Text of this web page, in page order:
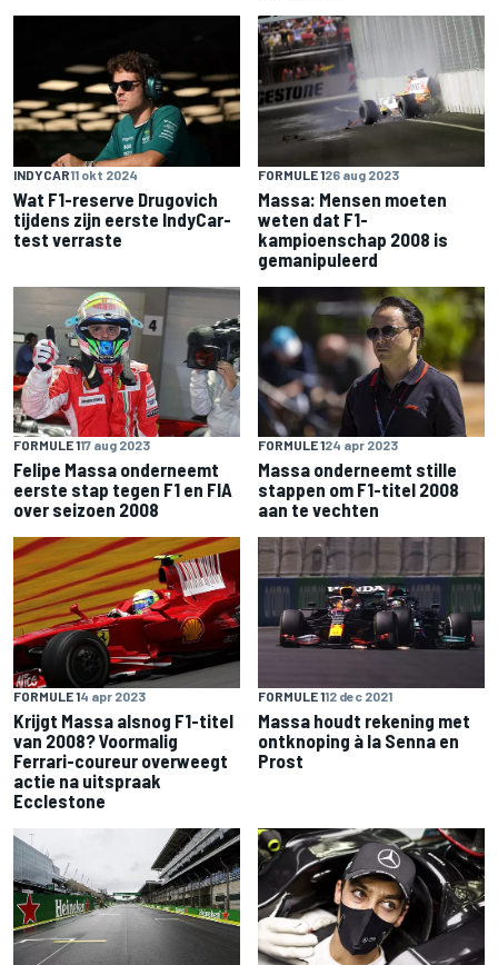
INDYCAR11 okt 2024
Wat F1-reserve Drugovich
tijdens zijn eerste IndyCar-
test verraste
FORMULE 126 aug 2023
Massa: Mensen moeten
weten dat F1-
kampioenschap 2008 is
gemanipuleerd
FORMULE 117 aug 2023
Felipe Massa onderneemt
eerste stap tegen F1 en FIA
over seizoen 2008
FORMULE 124 apr 2023
Massa onderneemt stille
stappen om F1-titel 2008
aan te vechten
FORMULE 14 apr 2023
Krijgt Massa alsnog F1-titel
van 2008? Voormalig
Ferrari-coureur overweegt
actie na uitspraak
Ecclestone
FORMULE 112 dec 2021
Massa houdt rekening met
ontknoping à la Senna en
Prost